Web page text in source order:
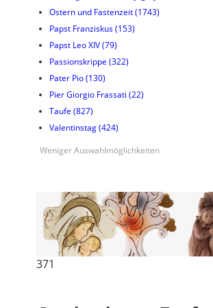
Ostern und Fastenzeit(1743)
Papst Franziskus(153)
Papst Leo XIV(79)
Passionskrippe (322)
Pater Pio(130)
Pier Giorgio Frassati (22)
Taufe (827)
Valentinstag(424)
Weniger Auswahlmöglichkeiten
371